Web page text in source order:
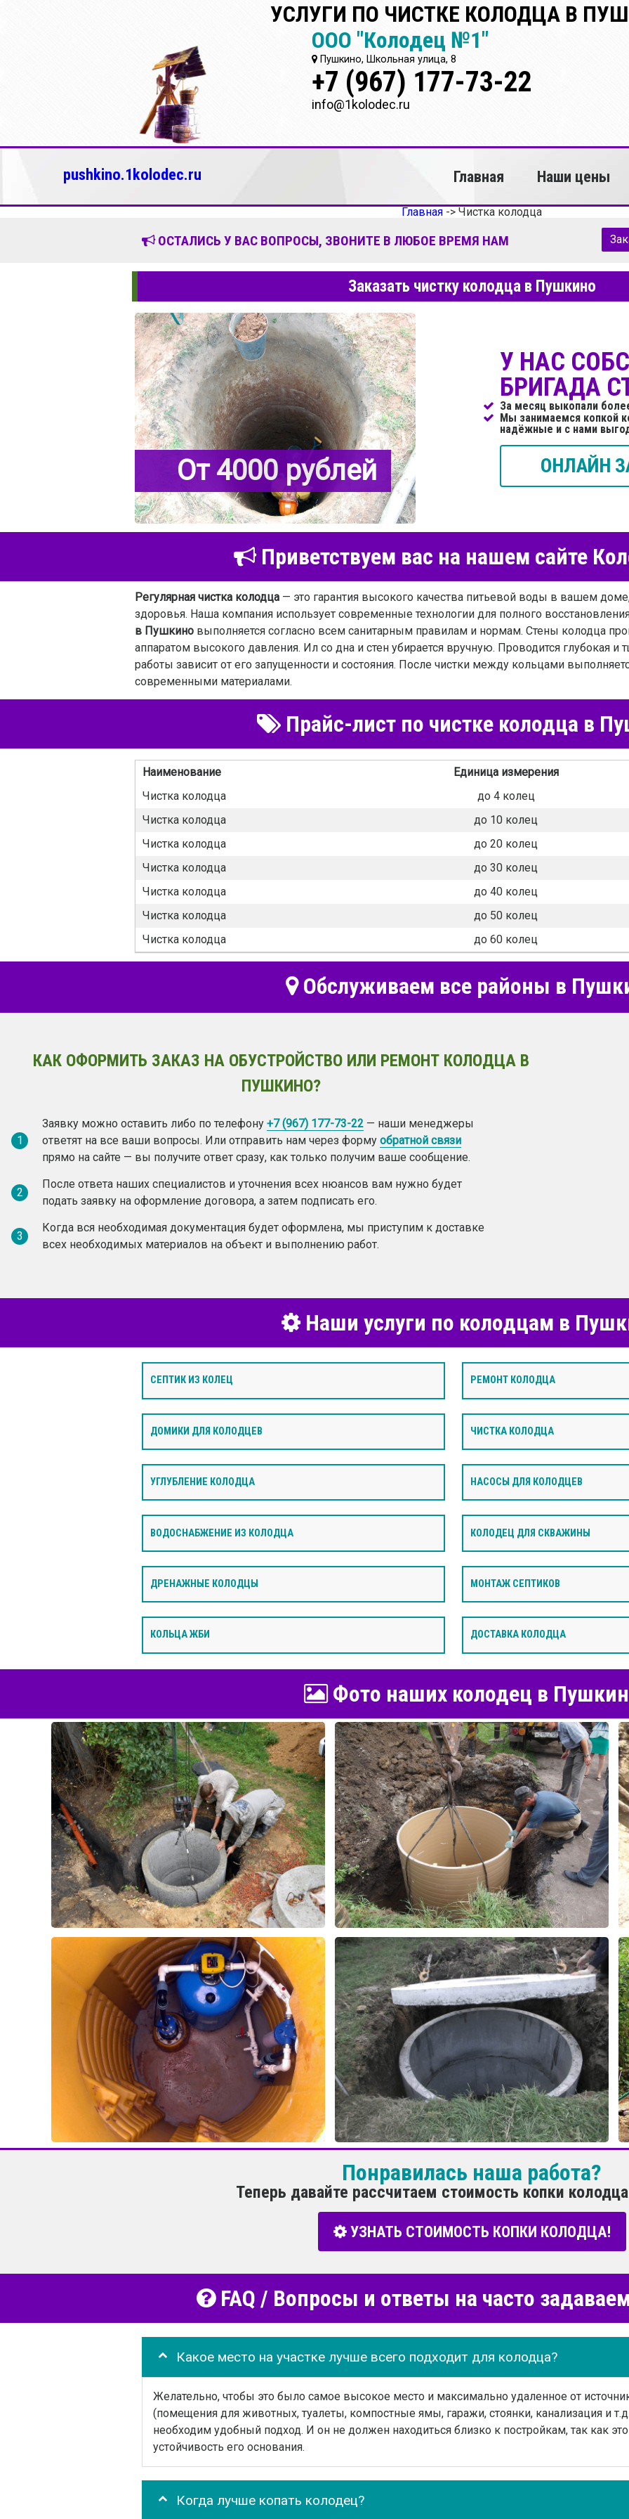
УСЛУГИ ПО ЧИСТКЕ КОЛОДЦА В
ООО "Колодец №1"
Пушкино, Школьная улица, 8
+7 (967) 177-73-22
info@1kolodec.ru
pushkino.1kolodec.ru Главная Наши цены
Главная -> Чистка колодца
ОСТАЛИСЬ У ВАС ВОПРОСЫ, ЗВОНИТЕ В ЛЮБОЕ ВРЕМЯ НАМ
Заказать чистку колодца в Пушкино
От 4000 рублей
У НАС
БРИГАДА
За месяц выкопали
Мы занимаемся копкой
надёжные и с нами
ОНЛАЙН
Приветствуем вас на нашем сайте
Регулярная чистка колодца — это гарантия высокого качества питьевой воды в вашем
здоровья. Наша компания использует современные технологии для полного
в Пушкино выполняется согласно всем санитарным правилам и нормам. Стены колодца
аппаратом высокого давления. Ил со дна и стен убирается вручную. Проводится глубокая и
работы зависит от его запущенности и состояния. После чистки между кольцами
современными материалами.
Прайс-лист по чистке колодца в
Наименование
Единица измерения
Чистка колодца
до 4 колец
Чистка колодца
до 10 колец
Чистка колодца
до 20 колец
Чистка колодца
до 30 колец
Чистка колодца
до 40 колец
Чистка колодца
до 50 колец
Чистка колодца
до 60 колец
Обслуживаем все районы в
КАК ОФОРМИТЬ ЗАКАЗ НА ОБУСТРОЙСТВО ИЛИ РЕМОНТ КОЛОДЦА В
ПУШКИНО?
1
Заявку можно оставить либо по телефону +7 (967) 177-73-22 — наши менеджеры
ответят на все ваши вопросы. Или отправить нам через форму обратной связи
прямо на сайте — вы получите ответ сразу, как только получим ваше сообщение.
2
После ответа наших специалистов и уточнения всех нюансов вам нужно будет
подать заявку на оформление договора, а затем подписать его.
3
Когда вся необходимая документация будет оформлена, мы приступим к доставке
всех необходимых материалов на объект и выполнению работ.
Наши услуги по колодцам в
СЕПТИК ИЗ КОЛЕЦ РЕМОНТ КОЛОДЦА
ДОМИКИ ДЛЯ КОЛОДЦЕВ ЧИСТКА КОЛОДЦА
УГЛУБЛЕНИЕ КОЛОДЦА НАСОСЫ ДЛЯ КОЛОДЦЕВ
ВОДОСНАБЖЕНИЕ ИЗ КОЛОДЦА КОЛОДЕЦ ДЛЯ СКВАЖИНЫ
ДРЕНАЖНЫЕ КОЛОДЦЫ МОНТАЖ СЕПТИКОВ
КОЛЬЦА ЖБИ ДОСТАВКА КОЛОДЦА
Фото наших колодец в
Понравилась наша работа?
Теперь давайте рассчитаем стоимость копки
УЗНАТЬ СТОИМОСТЬ КОПКИ КОЛОДЦА!
FAQ / Вопросы и ответы на часто
Какое место на участке лучше всего подходит для колодца?
Желательно, чтобы это было самое высокое место и максимально удаленное от
(помещения для животных, туалеты, компостные ямы, гаражи, стоянки, канализация и
необходим удобный подход. И он не должен находиться близко к постройкам, так как
устойчивость его основания.
Когда лучше копать колодец?